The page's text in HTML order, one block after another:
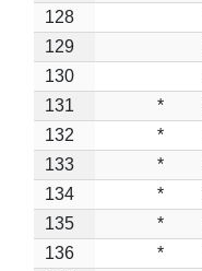
128
129
130
131
*
132
*
133
*
134
*
135
*
136
*